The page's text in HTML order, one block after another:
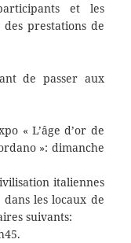
et les
prestations de
de passer aux
« L’âge d’or de
»: dimanche
italiennes
les locaux de
suivants: